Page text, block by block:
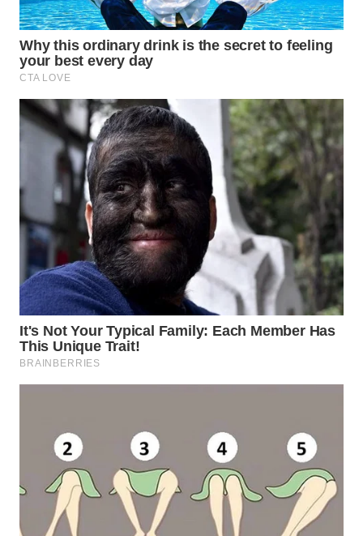
WN
TANGERANG
WN
BINJAI
WN
CIREBON
WN
INDRAMAYU
WN
KUNINGAN
WN
MAJALENGKA
WN
WN
SUKABUMI
WN
PURWAKARTA